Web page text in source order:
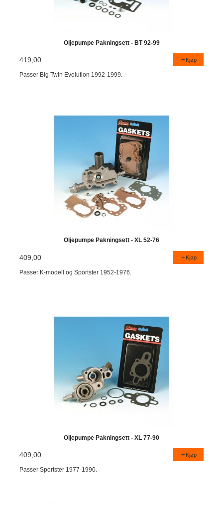
Oljepumpe Pakningsett - BT 92-99
419,00 Kjøp
Passer Big Twin Evolution 1992-1999.
Oljepumpe Pakningsett - XL 52-76
409,00 Kjøp
Passer K-modell og Sportster 1952-1976.
Oljepumpe Pakningsett - XL 77-90
409,00 Kjøp
Passer Sportster 1977-1990.